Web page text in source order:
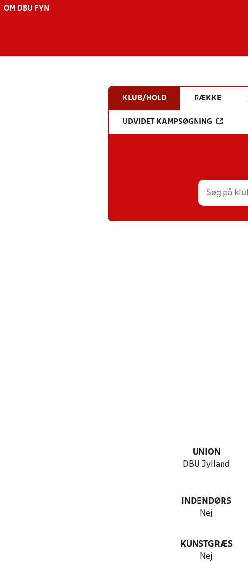
OM DBU FYN
KLUB/HOLD RÆKKE
UDVIDET KAMPSØGNING
UNION
DBU Jylland
INDENDØRS
Nej
KUNSTGRÆS
Nej